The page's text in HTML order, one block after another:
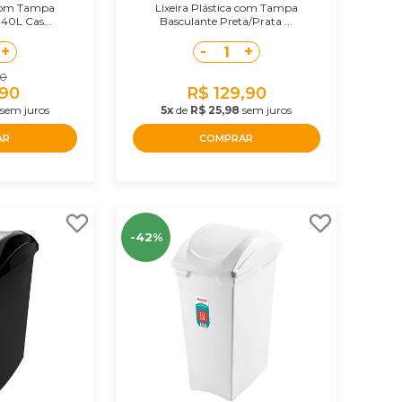
Tampa
Cas...
+
juros
Lixeira Plástica com Tampa
Basculante Preta/Prata ...
- 1 +
R$ 129,90
5x de R$ 25,98 sem juros
COMPRAR
-42%